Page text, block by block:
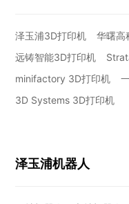
泽玉浦3D打印机 华曙高
远铸智能3D打印机
minifactory 3D打印机
3D Systems 3D打印机
泽玉浦机器人